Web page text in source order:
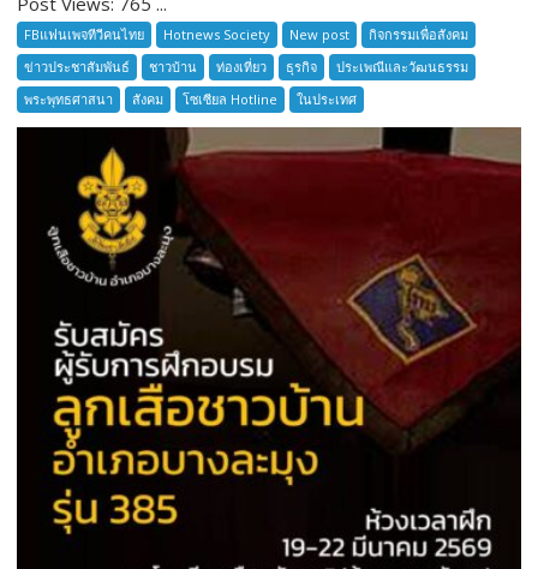
เล่า
ตำนาน
เมือง
โบราณ
สมุทรปราการ
FBแฟนเพจทีวีคนไทย Hotnews Society New post
กิจกรรมเพื่อสังคม
ข่าวประชาสัมพันธ์
ชาวบ้าน ท่องเที่ยว ธุรกิจ
ประเพณีและวัฒนธรรม
พระพุทธศาสนา
สังคม โซเซียล Hotline ในประเทศ